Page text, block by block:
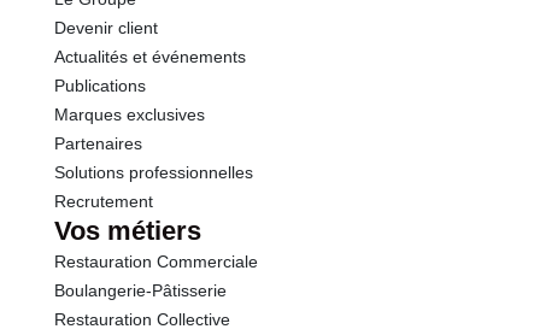
Devenir client
Actualités et événements
Publications
Marques exclusives
Partenaires
Solutions professionnelles
Recrutement
Vos métiers
Restauration Commerciale
Boulangerie-Pâtisserie
Restauration Collective